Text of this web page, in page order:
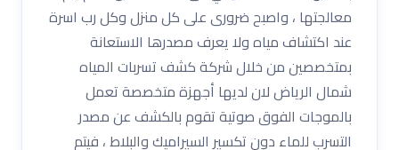
معالجتها ، واصبح ضرورى على كل منزل وكل رب اسرة
عند اكتشاف مياه ولا يعرف مصدرها الاستعانة
بمتخصصين من خلال شركة كشف تسربات المياه
شمال الرياض لان لديها أجهزة متخصصة تعمل
بالموجات الفوق صوتية تقوم بالكشف عن مصدر
التسرب للماء دون تكسير السيراميك والبلاط ، فيتم